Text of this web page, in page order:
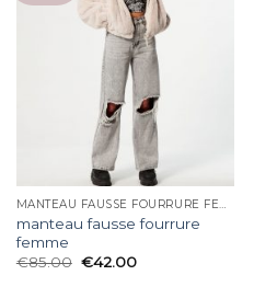
MANTEAU FAUSSE FOURRURE FEMME
manteau fausse fourrure
femme
€85.00 €42.00